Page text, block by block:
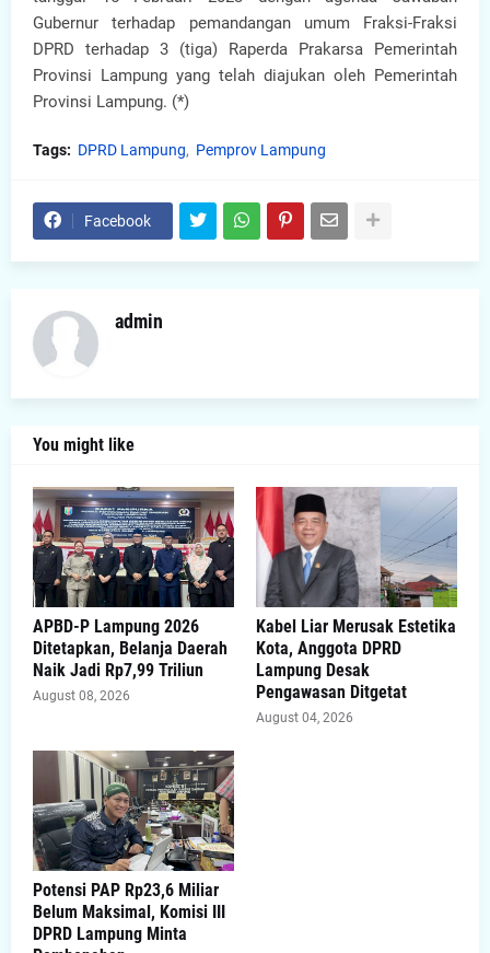
Gubernur terhadap pemandangan umum Fraksi-Fraksi
DPRD terhadap 3 (tiga) Raperda Prakarsa Pemerintah
Provinsi Lampung yang telah diajukan oleh Pemerintah
Provinsi Lampung. (*)
Tags: DPRD Lampung Pemprov Lampung
Facebook
admin
You might like
APBD-P Lampung 2026
Ditetapkan, Belanja Daerah
Naik Jadi Rp7,99 Triliun
August 08, 2026
Kabel Liar Merusak Estetika
Kota, Anggota DPRD
Lampung Desak
Pengawasan Ditgetat
August 04, 2026
Potensi PAP Rp23,6 Miliar
Belum Maksimal, Komisi III
DPRD Lampung Minta